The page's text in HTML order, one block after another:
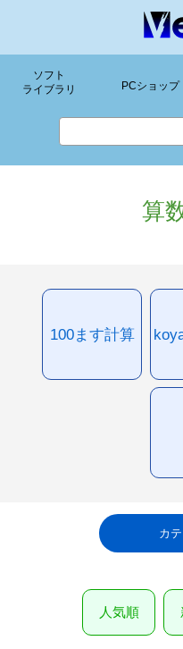
ソフト
ライブラリ
PCショップ
算
100ます計算
カ
人気順